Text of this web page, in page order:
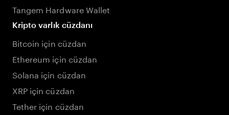
Tangem Hardware Wallet
Kripto varlık cüzdanı
Bitcoin için cüzdan
Ethereum için cüzdan
Solana için cüzdan
XRP için cüzdan
Tether için cüzdan